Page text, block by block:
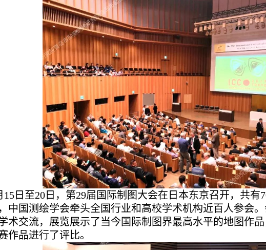
15日至20日，第29届国际制图大会在日本东京召开，共有
中国测绘学会牵头全国行业和高校学术机构近百人参会
术交流，展览展示了当今国际制图界最高水平的地图作
作品进行了评比。